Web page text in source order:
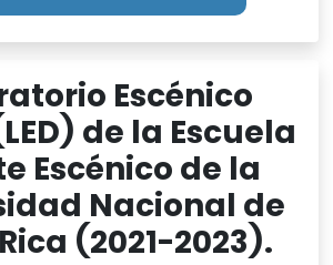
Escénico
de la Escuela
Escénico de la
Nacional de
(2021-2023).